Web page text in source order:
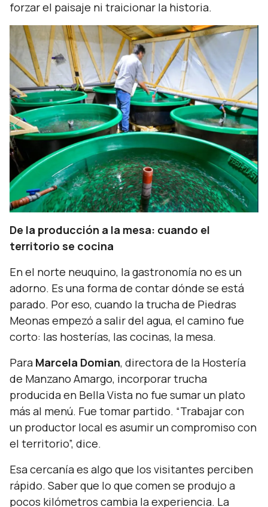
forzar el paisaje ni traicionar la historia.
De la producción a la mesa: cuando el
territorio se cocina
En el norte neuquino, la gastronomía no es un
adorno. Es una forma de contar dónde se está
parado. Por eso, cuando la trucha de Piedras
Meonas empezó a salir del agua, el camino fue
corto: las hosterías, las cocinas, la mesa.
Para Marcela Domian, directora de la Hostería
de Manzano Amargo, incorporar trucha
producida en Bella Vista no fue sumar un plato
más al menú. Fue tomar partido. “Trabajar con
un productor local es asumir un compromiso con
el territorio”, dice.
Esa cercanía es algo que los visitantes perciben
rápido. Saber que lo que comen se produjo a
pocos kilómetros cambia la experiencia. La